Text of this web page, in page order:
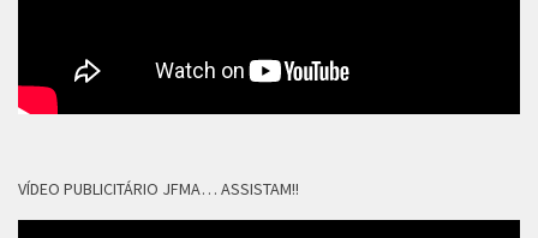
VÍDEO PUBLICITÁRIO JFMA… ASSISTAM!!